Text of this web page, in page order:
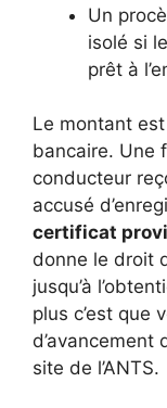
Un
isolé si
prêt à
Le montant
bancaire. Une
conducteur
accusé
certificat
donne le droit
jusqu’à
plus c’est que
site de l’ANTS.